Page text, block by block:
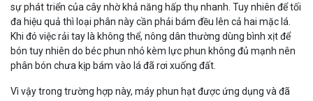
sự phát triển của cây nhờ khả năng hấp thụ nhanh. Tuy nhiên để tối
đa hiệu quả thì loại phân này cần phải bám đều lên cả hai mặc lá.
Khi đó việc rải tay là không thể, nông dân thường dùng bình xịt để
bón tuy nhiên do béc phun nhỏ kèm lực phun không đủ mạnh nên
phân bón chưa kịp bám vào lá đã rơi xuống đất.
Vì vậy trong trường hợp này, máy phun hạt được ứng dụng và đã